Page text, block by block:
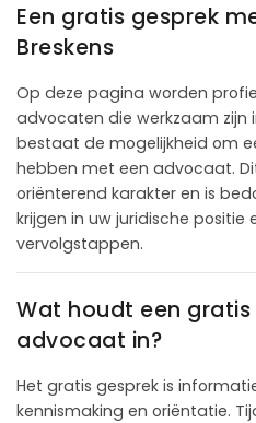
Een gratis gesprek
Breskens
Op deze pagina worden
advocaten die werkzaam zijn
bestaat de mogelijkheid om
hebben met een advocaat.
oriënterend karakter en is
krijgen in uw juridische positie
vervolgstappen.
Wat houdt een
advocaat in?
Het gratis gesprek is
kennismaking en oriëntatie.